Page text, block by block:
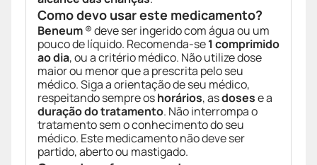
Como devo usar este medicamento?
Beneum® deve ser ingerido com água ou um
pouco de líquido. Recomenda-se1 comprimido
ao dia, ou a critério médico. Não utilize dose
maior ou menor que a prescrita pelo seu
médico. Siga a orientação de seu médico,
respeitando sempre oshorários, asdosese a
duração do tratamento. Não interrompa o
tratamento sem o conhecimento do seu
médico. Este medicamento não deve ser
partido, aberto ou mastigado.